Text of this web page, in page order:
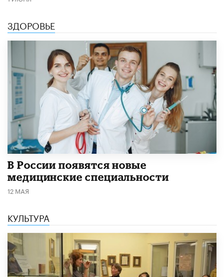
ЗДОРОВЬЕ
В России появятся новые
медицинские специальности
12 МАЯ
КУЛЬТУРА